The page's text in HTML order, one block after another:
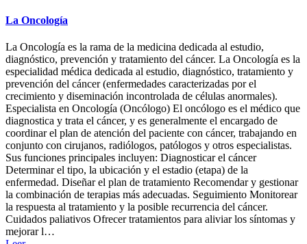
La Oncología
La Oncología es la rama de la medicina dedicada al estudio,
diagnóstico, prevención y tratamiento del cáncer. La Oncología es la
especialidad médica dedicada al estudio, diagnóstico, tratamiento y
prevención del cáncer (enfermedades caracterizadas por el
crecimiento y diseminación incontrolada de células anormales).
Especialista en Oncología (Oncólogo) El oncólogo es el médico que
diagnostica y trata el cáncer, y es generalmente el encargado de
coordinar el plan de atención del paciente con cáncer, trabajando en
conjunto con cirujanos, radiólogos, patólogos y otros especialistas.
Sus funciones principales incluyen: Diagnosticar el cáncer
Determinar el tipo, la ubicación y el estadio (etapa) de la
enfermedad. Diseñar el plan de tratamiento Recomendar y gestionar
la combinación de terapias más adecuadas. Seguimiento Monitorear
la respuesta al tratamiento y la posible recurrencia del cáncer.
Cuidados paliativos Ofrecer tratamientos para aliviar los síntomas y
mejorar l…